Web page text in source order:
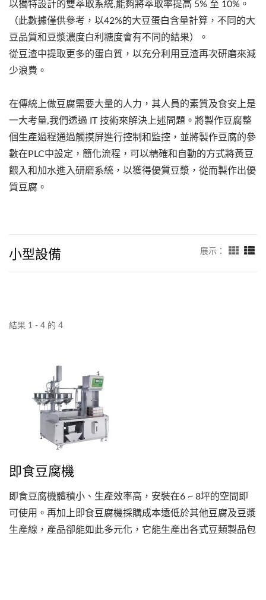
以獨特設計的雙萃取系統,能夠將萃取率提高 5% 至 10%。
（此數據僅供參考，以42%的大豆蛋白含量計算，不同的大
豆品質和豆漿濃度白利糖度會有不同的結果）。
從豆渣中提取更多的蛋白質，以充分利用豆渣再次研磨來減
少浪費。
在傳統上做豆腐需要大量的人力，其人員的素質及食安上是
一大考量,我們透過 IT 技術來解決上述問題。將製作豆腐整
個生產過程通過觸摸屏進行控制和監控，並將製作豆腐的參
數在PLC中設定，簡化流程，可以精確和自動的方式將黃豆
餵入和加水進入研磨系統，以獲得優質豆漿，從而製作出優
質豆腐。
小型設備 展示：
結果 1 - 4 的 4
即食豆腐機
即食豆腐機體積小、生產效率高，安裝在6 ~ 8坪的空間即
可使用。再加上即食豆腐機採購成本遠低於其他豆腐及豆漿
生產線，產品卻能如此多元化，它能生產出各式豆類製品包